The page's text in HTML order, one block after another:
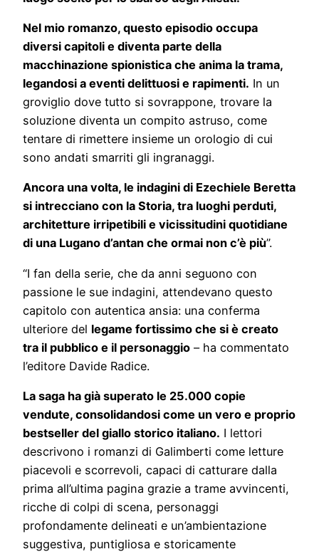
Nel mio romanzo, questo episodio occupa
diversi capitoli e diventa parte della
macchinazione spionistica che anima la trama,
legandosi a eventi delittuosi e rapimenti. In un
groviglio dove tutto si sovrappone, trovare la
soluzione diventa un compito astruso, come
tentare di rimettere insieme un orologio di cui
sono andati smarriti gli ingranaggi.
Ancora una volta, le indagini di Ezechiele Beretta
si intrecciano con la Storia, tra luoghi perduti,
architetture irripetibili e vicissitudini quotidiane
di una Lugano d’antan che ormai non c’è più”.
“I fan della serie, che da anni seguono con
passione le sue indagini, attendevano questo
capitolo con autentica ansia: una conferma
ulteriore del legame fortissimo che si è creato
tra il pubblico e il personaggio – ha commentato
l’editore Davide Radice.
La saga ha già superato le 25.000 copie
vendute, consolidandosi come un vero e proprio
bestseller del giallo storico italiano. I lettori
descrivono i romanzi di Galimberti come letture
piacevoli e scorrevoli, capaci di catturare dalla
prima all’ultima pagina grazie a trame avvincenti,
ricche di colpi di scena, personaggi
profondamente delineati e un’ambientazione
suggestiva, puntigliosa e storicamente